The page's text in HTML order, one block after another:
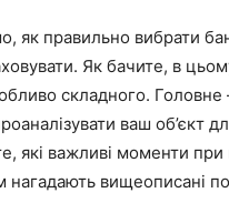
як правильно вибрати
Як бачите, в
складного. Головне
ваш об’єкт
які важливі моменти
нагадають вищеописані